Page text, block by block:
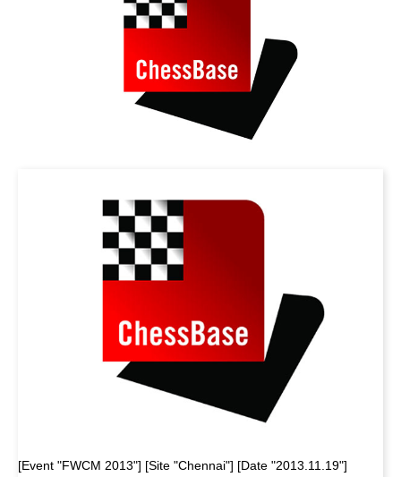
[Event "FWCM 2013"] [Site "Chennai"] [Date "2013.11.19"]